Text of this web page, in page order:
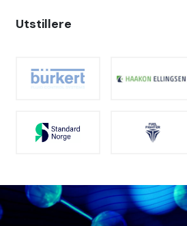
Utstillere